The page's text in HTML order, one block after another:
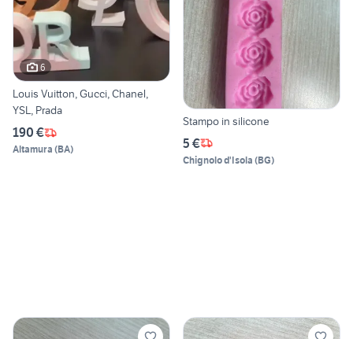
6
Louis Vuitton, Gucci, Chanel,
YSL, Prada
190 €
Altamura (BA)
Stampo in silicone
5 €
Chignolo d'Isola (BG)